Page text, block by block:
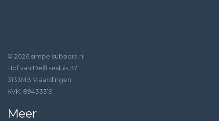
© 2026 simpelsubsidie.nl
Hof van Delftsesluis 37
3133MB Vlaardingen
KVK: 89433319
Meer